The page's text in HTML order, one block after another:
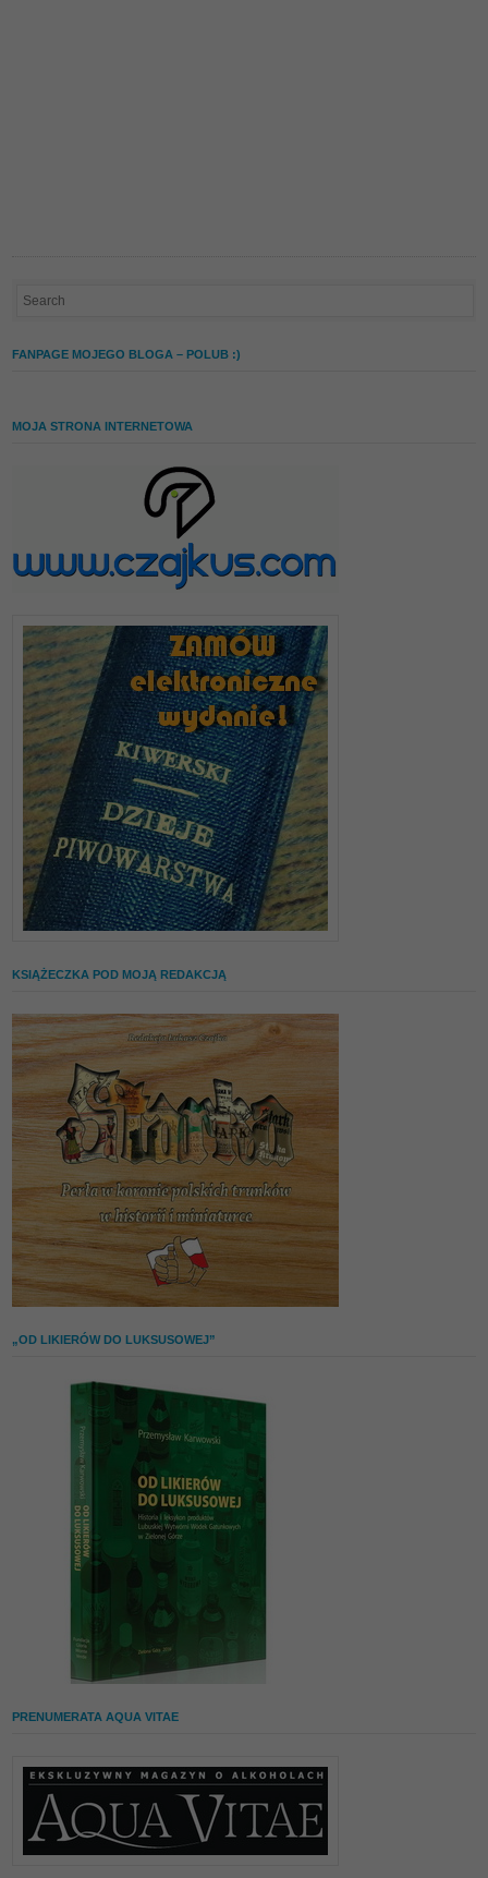
FANPAGE MOJEGO BLOGA – POLUB :)
MOJA STRONA INTERNETOWA
KSIĄŻECZKA POD MOJĄ REDAKCJĄ
„OD LIKIERÓW DO LUKSUSOWEJ”
PRENUMERATA AQUA VITAE